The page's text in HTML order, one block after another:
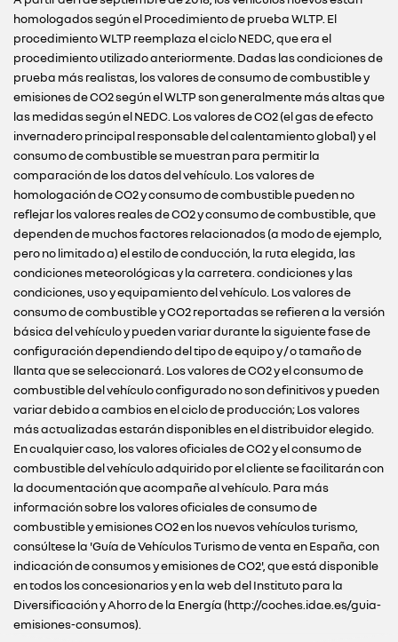
homologados según el Procedimiento de prueba WLTP. El
procedimiento WLTP reemplaza el ciclo NEDC, que era el
procedimiento utilizado anteriormente. Dadas las condiciones de
prueba más realistas, los valores de consumo de combustible y
emisiones de CO2 según el WLTP son generalmente más altas que
las medidas según el NEDC. Los valores de CO2 (el gas de efecto
invernadero principal responsable del calentamiento global) y el
consumo de combustible se muestran para permitir la
comparación de los datos del vehículo. Los valores de
homologación de CO2 y consumo de combustible pueden no
reflejar los valores reales de CO2 y consumo de combustible, que
dependen de muchos factores relacionados (a modo de ejemplo,
pero no limitado a) el estilo de conducción, la ruta elegida, las
condiciones meteorológicas y la carretera. condiciones y las
condiciones, uso y equipamiento del vehículo. Los valores de
consumo de combustible y CO2 reportadas se refieren a la versión
básica del vehículo y pueden variar durante la siguiente fase de
configuración dependiendo del tipo de equipo y / o tamaño de
llanta que se seleccionará. Los valores de CO2 y el consumo de
combustible del vehículo configurado no son definitivos y pueden
variar debido a cambios en el ciclo de producción; Los valores
más actualizadas estarán disponibles en el distribuidor elegido.
En cualquier caso, los valores oficiales de CO2 y el consumo de
combustible del vehículo adquirido por el cliente se facilitarán con
la documentación que acompañe al vehículo. Para más
información sobre los valores oficiales de consumo de
combustible y emisiones CO2 en los nuevos vehículos turismo,
consúltese la 'Guía de Vehículos Turismo de venta en España, con
indicación de consumos y emisiones de CO2', que está disponible
en todos los concesionarios y en la web del Instituto para la
Diversificación y Ahorro de la Energía (http://coches.idae.es/guia-
emisiones-consumos).